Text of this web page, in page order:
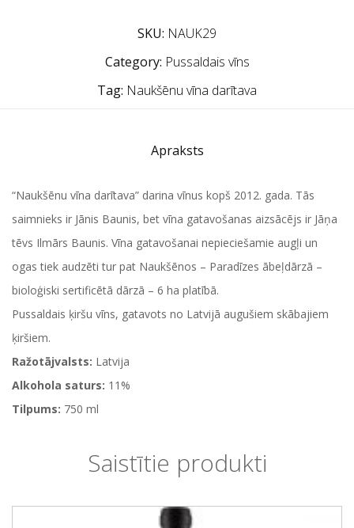
SKU: NAUK29
Category: Pussaldais vīns
Tag: Naukšēnu vīna darītava
Apraksts
“Naukšēnu vīna darītava” darina vīnus kopš 2012. gada. Tās
saimnieks ir Jānis Baunis, bet vīna gatavošanas aizsācējs ir Jāņa
tēvs Ilmārs Baunis. Vīna gatavošanai nepieciešamie augļi un
ogas tiek audzēti tur pat Naukšēnos – Paradīzes ābeļdārzā –
bioloģiski sertificētā dārzā – 6 ha platībā.
Pussaldais ķiršu vīns, gatavots no Latvijā augušiem skābajiem
ķiršiem.
Ražotājvalsts: Latvija
Alkohola saturs: 11%
Tilpums: 750 ml
Saistītie produkti